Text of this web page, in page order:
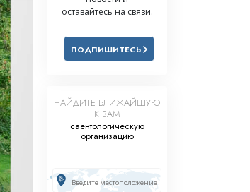
Решение проблемы наркотиков
Дети
Инструменты для использования
в работе
Этика и состояния
Причина подавления
Расследования
Основы организации
оставайтесь на связи.
ПОДПИШИТЕСЬ
НАЙДИТЕ БЛИЖАЙШУЮ
К ВАМ
саентологическую
организацию